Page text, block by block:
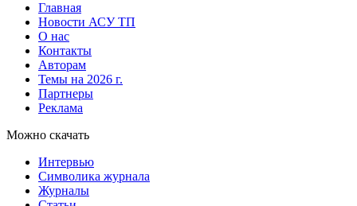
Главная
Новости АСУ ТП
О нас
Контакты
Авторам
Темы на 2026 г.
Партнеры
Реклама
Можно скачать
Интервью
Символика журнала
Журналы